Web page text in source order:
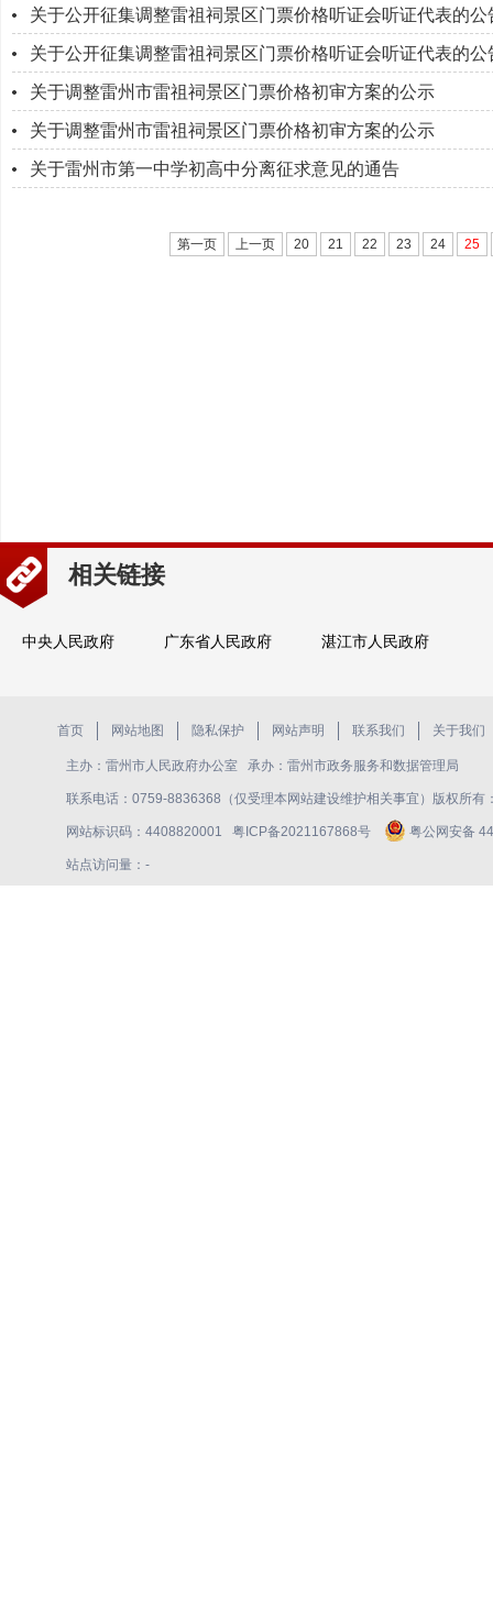
关于公开征集调整雷祖祠景区门票价格听证会听证代表的公
关于公开征集调整雷祖祠景区门票价格听证会听证代表的公
关于调整雷州市雷祖祠景区门票价格初审方案的公示
关于调整雷州市雷祖祠景区门票价格初审方案的公示
关于雷州市第一中学初高中分离征求意见的通告
第一页 上一页 20 21 22 23 24 25
相关链接
中央人民政府 广东省人民政府 湛江市人民政府
首页 网站地图 隐私保护 网站声明 联系我们 关于我们
主办：雷州市人民政府办公室 承办：雷州市政务服务和数据管理局
联系电话：0759-8836368（仅受理本网站建设维护相关事宜）版权所有
网站标识码：4408820001 粤ICP备2021167868号 粤公网安备
站点访问量： -